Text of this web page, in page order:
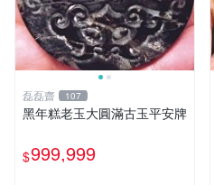
磊磊齋 107
黑年糕老玉大圓滿古玉平安牌
$999,999